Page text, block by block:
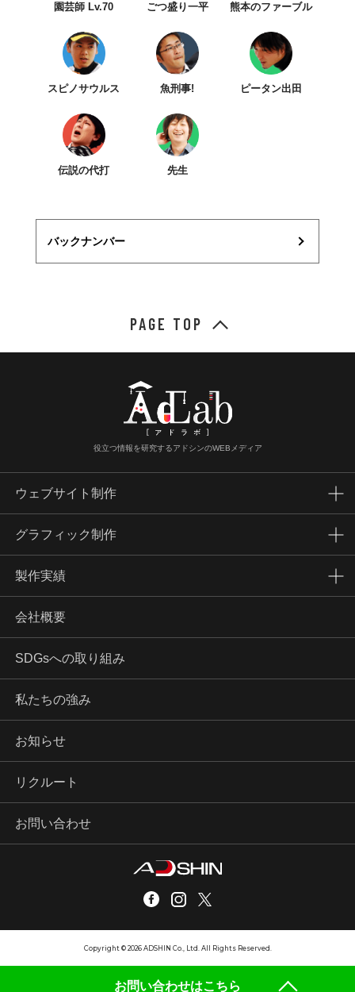
お問い合わせはこちら
園芸師 Lv.70 ごつ盛り一平 熊本のファーブル
スピノサウルス 魚刑事! ピータン出田
伝説の代打 先生
バックナンバー
PAGE TOP
役立つ情報を研究するアドシンのWEBメディア
ウェブサイト制作
グラフィック制作
製作実績
会社概要
SDGsへの取り組み
私たちの強み
お知らせ
リクルート
お問い合わせ
Copyright © 2026 ADSHIN Co., Ltd. All Rights Reserved.